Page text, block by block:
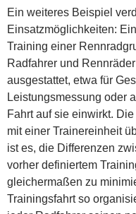
Ein weiteres Beispiel
Einsatzmöglichkeiten:
Training einer
Radfahrer und
ausgestattet, etwa für
Leistungsmessung oder
Fahrt auf sie einwirkt.
mit einer Trainereinheit
ist es, die Differenzen
vorher definiertem
gleichermaßen zu
Trainingsfahrt so